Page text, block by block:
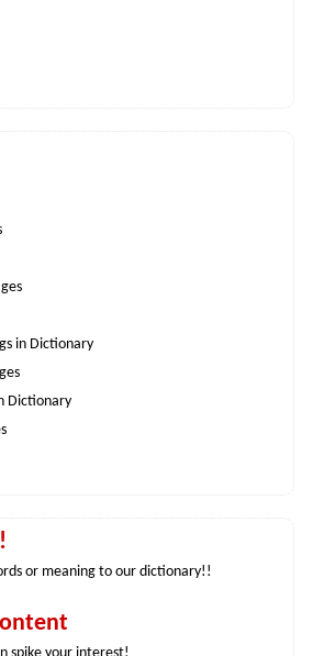
in Dictionary
Dictionary
or meaning to our dictionary!!